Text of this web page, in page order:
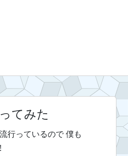
てみた
行っているので 僕も